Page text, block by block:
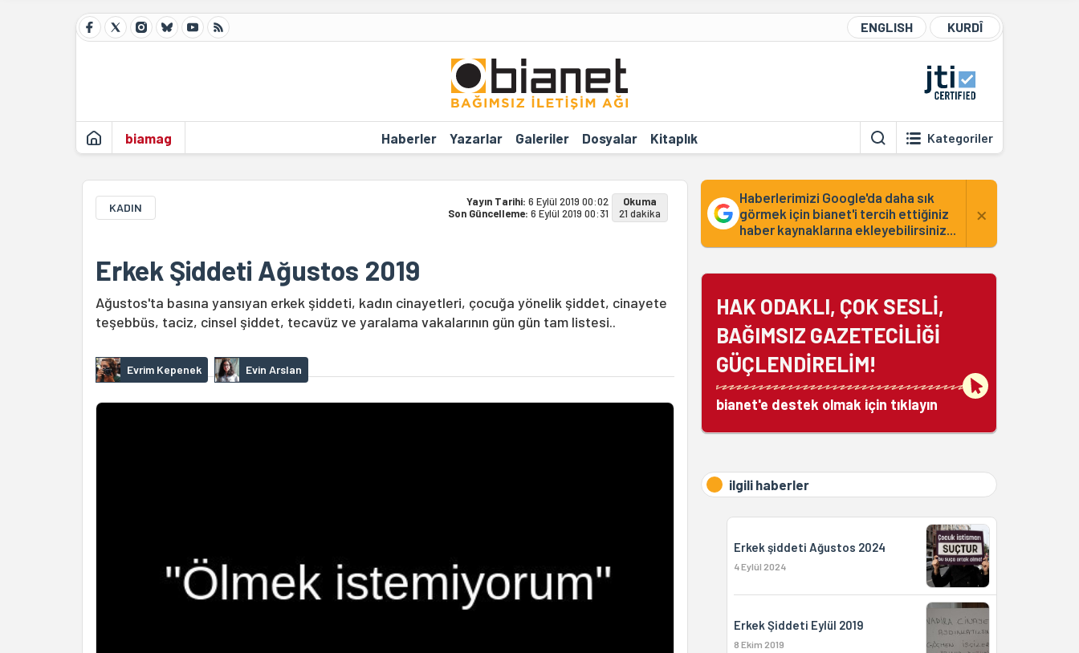
ENGLISH KURDÎ
biamag Haberler Yazarlar Galeriler Dosyalar Kitaplık Kategoriler
KADIN Yayın Tarihi: 6 Eylül 2019 00:02
Son Güncelleme: 6 Eylül 2019 00:31
Okuma
21 dakika
Erkek Şiddeti Ağustos 2019
Ağustos'ta basına yansıyan erkek şiddeti, kadın cinayetleri, çocuğa yönelik şiddet, cinayete
teşebbüs, taciz, cinsel şiddet, tecavüz ve yaralama vakalarının gün gün tam listesi..
Evrim Kepenek Evin Arslan
Haberlerimizi Google'da daha sık
görmek için bianet'i tercih ettiğiniz
haber kaynaklarına ekleyebilirsiniz...
×
HAK ODAKLI, ÇOK SESLİ,
BAĞIMSIZ GAZETECİLİĞİ
GÜÇLENDİRELİM!
bianet'e destek olmak için tıklayın
ilgili haberler
Erkek şiddeti Ağustos 2024
4 Eylül 2024
Erkek Şiddeti Eylül 2019
8 Ekim 2019